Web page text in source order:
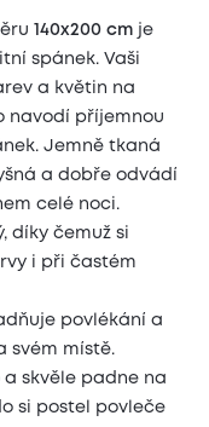
140x200 cm je
spánek. Vaši
a květin na
navodí příjemnou
Jemně tkaná
a dobře odvádí
celé noci.
díky čemuž si
i při častém
povlékání a
svém místě.
a skvěle padne na
si postel povleče